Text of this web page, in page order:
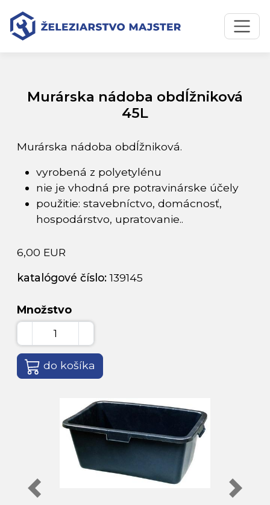
Preskočiť na obsah
Preskočiť na hlavné menu
Úvodná stránka
Murárska nádoba obdĺžniková 45L
Murárska nádoba obdĺžniková
45L
Murárska nádoba obdĺžniková.
vyrobená z polyetylénu
nie je vhodná pre potravinárske účely
použitie: stavebníctvo, domácnosť,
hospodárstvo, upratovanie..
6,00 EUR
katalógové číslo:139145
Množstvo
do košíka